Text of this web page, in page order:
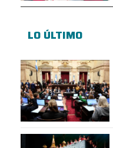
LO ÚLTIMO